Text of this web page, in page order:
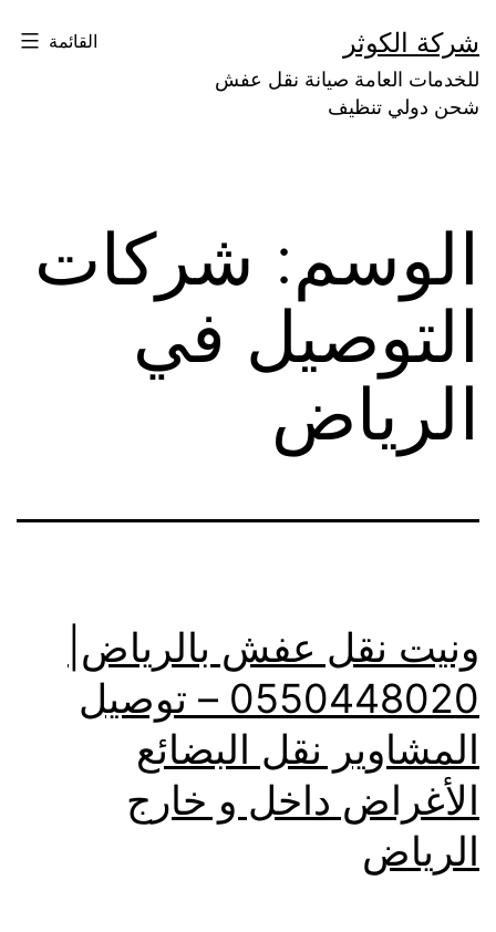
إلى
المحتوى
شركة الكوثر
للخدمات العامة صيانة نقل عفش
شحن دولي تنظيف
القائمة
الوسم: شركات
التوصيل في
الرياض
ونيت نقل عفش بالرياض|
0550448020 – توصيل
المشاوير نقل البضائع
الأغراض داخل و خارج
الرياض